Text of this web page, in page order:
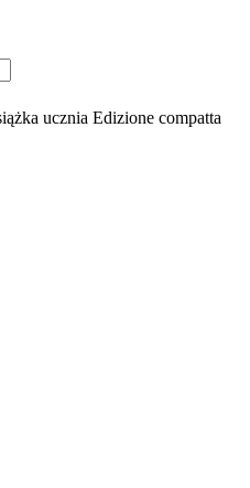
ucznia Edizione compatta